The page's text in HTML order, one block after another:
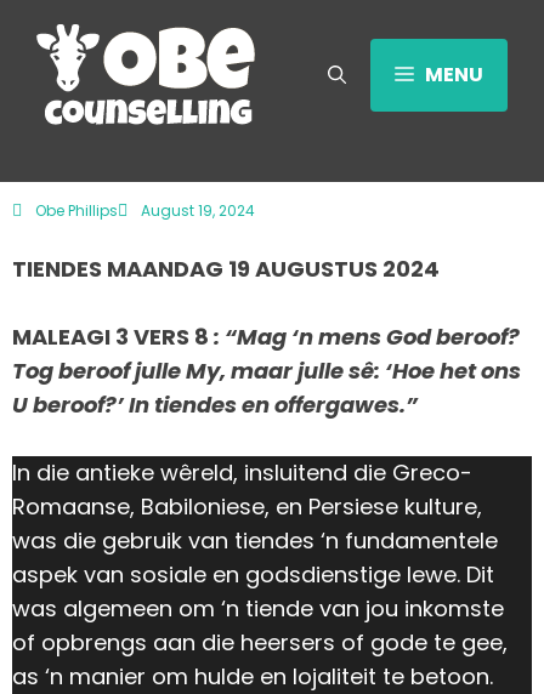
MENU
Obe Phillips August 19, 2024
TIENDES MAANDAG 19 AUGUSTUS 2024
MALEAGI 3 VERS 8 : “Mag ‘n mens God beroof?
Tog beroof julle My, maar julle sê: ‘Hoe het ons
U beroof?’ In tiendes en offergawes.”
In die antieke wêreld, insluitend die Greco-
Romaanse, Babiloniese, en Persiese kulture,
was die gebruik van tiendes ‘n fundamentele
aspek van sosiale en godsdienstige lewe. Dit
was algemeen om ‘n tiende van jou inkomste
of opbrengs aan die heersers of gode te gee,
as ‘n manier om hulde en lojaliteit te betoon.